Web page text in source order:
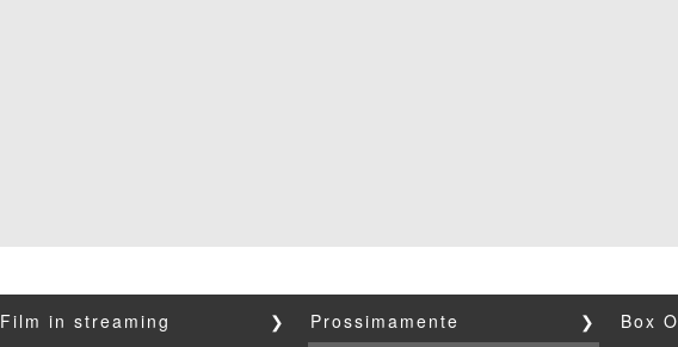
Film in streaming ❯ Prossimamente ❯ Box